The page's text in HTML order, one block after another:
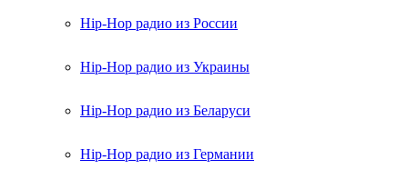
Hip-Hop радио из России
Hip-Hop радио из Украины
Hip-Hop радио из Беларуси
Hip-Hop радио из Германии